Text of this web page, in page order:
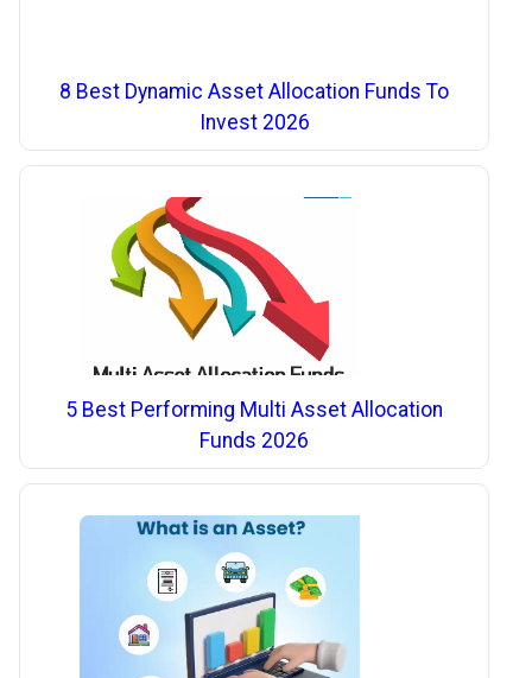
8 Best Dynamic Asset Allocation Funds To
Invest 2026
5 Best Performing Multi Asset Allocation
Funds 2026